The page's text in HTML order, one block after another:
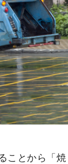
ことから「焼